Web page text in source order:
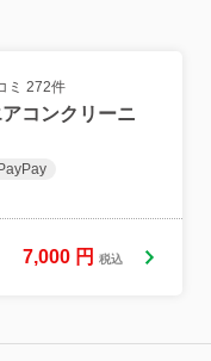
ミ 272件
コンクリーニ
PayPay
7,000 円 税込